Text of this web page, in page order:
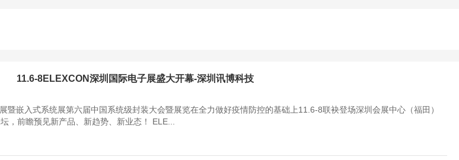
11.6-8ELEXCON深圳国际电子展盛大开幕-深圳讯博科技
暨嵌入式系统展第六届中国系统级封装大会暨展览在全力做好疫情防控的基础上11.6-8联袂登场深圳会展中心（福田）
，前瞻预见新产品、新趋势、新业态！ ELE...